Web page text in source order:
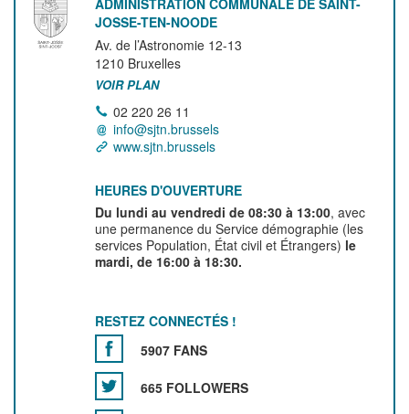
JOSSE-TEN-NOODE
Av. de l’Astronomie 12-13
1210 Bruxelles
VOIR PLAN
02 220 26 11
info@sjtn.brussels
www.sjtn.brussels
HEURES D'OUVERTURE
Du lundi au vendredi de 08:30 à 13:00, avec
une permanence du Service démographie (les
services Population, État civil et Étrangers) le
mardi, de 16:00 à 18:30.
RESTEZ CONNECTÉS !
5907 FANS
665 FOLLOWERS